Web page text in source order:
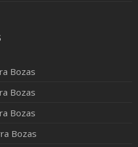
Bozas
Bozas
Bozas
Bozas